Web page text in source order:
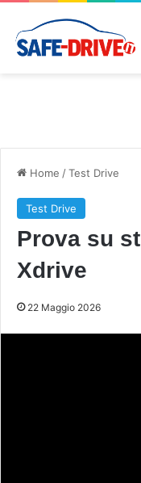
Home /Test Drive
Test Drive
Prova su
Xdrive
22 Maggio 2026